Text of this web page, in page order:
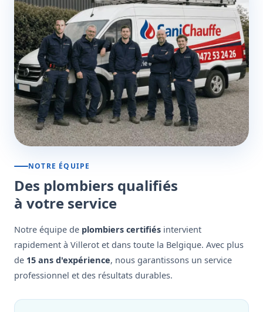
NOTRE ÉQUIPE
Des plombiers qualifiés
à votre service
Notre équipe de plombiers certifiés intervient
rapidement à Villerot et dans toute la Belgique. Avec plus
de 15 ans d'expérience, nous garantissons un service
professionnel et des résultats durables.